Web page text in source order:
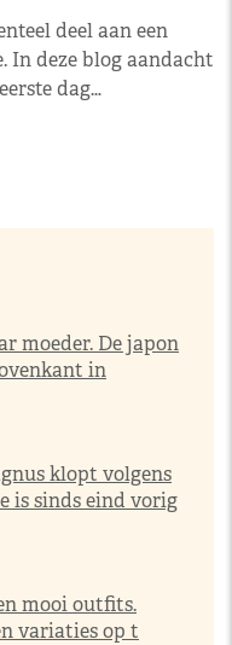
deel aan een
In deze blog aandacht
dag…
moeder. De japon
in
klopt volgens
is sinds eind vorig
mooi outfits.
variaties op t